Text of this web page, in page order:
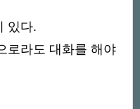
있다.
로라도 대화를 해야